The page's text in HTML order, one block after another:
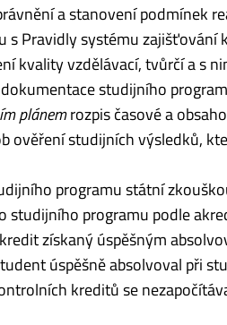
a stanovení podmínek
s Pravidly systému
kvality vzdělávací, tvůrčí a s
studijního
plánemrozpis časové a
ověření studijních výsledků,
programu státní
studijního programu podle
získaný úspěšným
úspěšně absolvoval při
kreditů se